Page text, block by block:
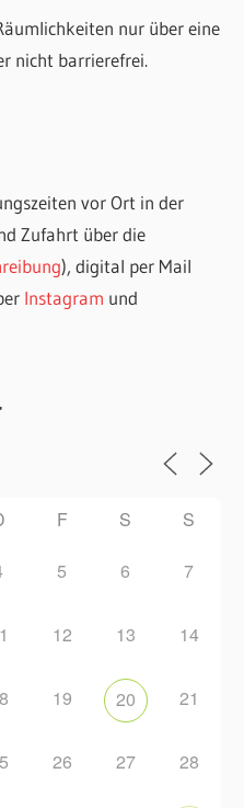
nur über eine
nicht barrierefrei.
vor Ort in der
Zufahrt über die
), digital per Mail
Instagram und
F S S
5 6 7
12 13 14
19 20 21
26 27 28